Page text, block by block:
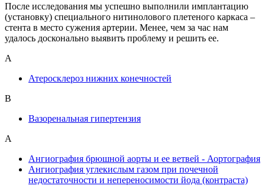
После исследования мы успешно выполнили имплантацию
(установку) специального нитинолового плетеного каркаса –
стента в место сужения артерии. Менее, чем за час нам
удалось досконально выявить проблему и решить ее.
А
Атеросклероз нижних конечностей
В
Вазоренальная гипертензия
А
Ангиография брюшной аорты и ее ветвей - Аортография
Ангиография углекислым газом при почечной
недостаточности и непереносимости йода (контраста)